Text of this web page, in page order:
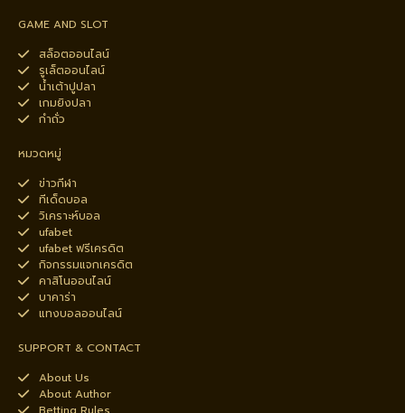
GAME AND SLOT
สล็อตออนไลน์
รูเล็ตออนไลน์
น้ำเต้าปูปลา
เกมยิงปลา
กำถั่ว
หมวดหมู่
ข่าวกีฬา
ทีเด็ดบอล
วิเคราะห์บอล
ufabet
ufabet ฟรีเครดิต
กิจกรรมแจกเครดิต
คาสิโนออนไลน์
บาคาร่า
แทงบอลออนไลน์
SUPPORT & CONTACT
About Us
About Author